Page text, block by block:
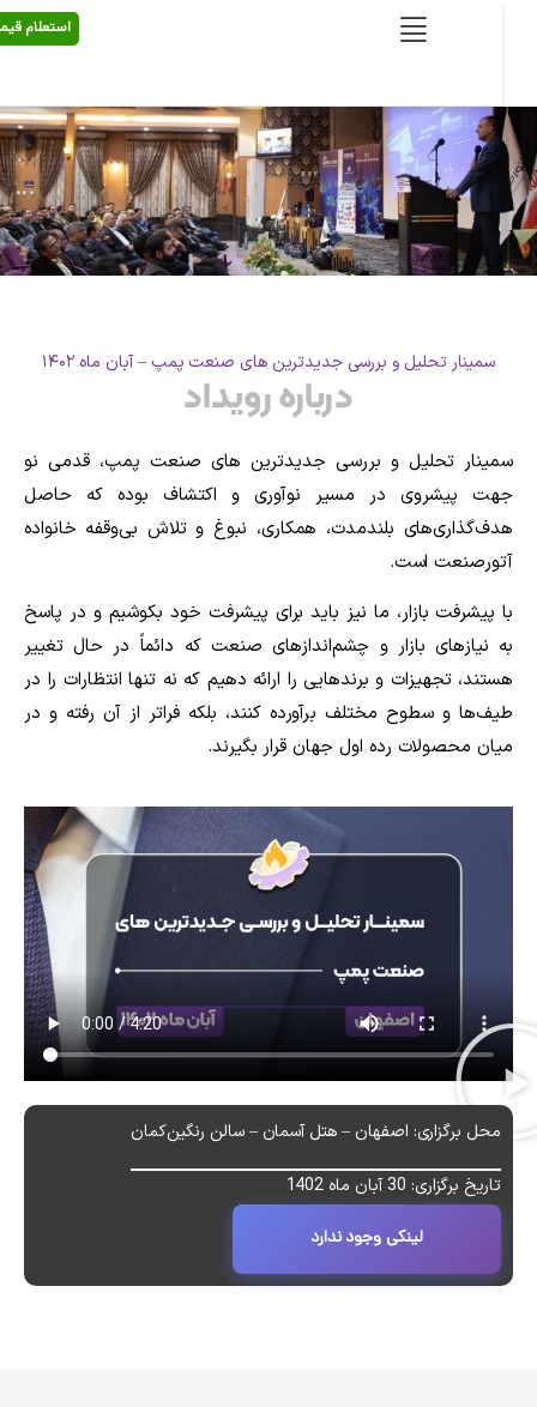
استعلام قیمت
سمینار تحلیل و بررسی جدیدترین های صنعت پمپ – آبان ماه ۱۴۰۲
درباره رویداد
تحلیل و بررسی جدیدترین‌ های صنعت پمپ، قدمی نو
پیشروی در مسیر نوآوری و اکتشاف بوده که حاصل
بلندمدت، همکاری، نبوغ و تلاش بی‌وقفه خانواده
است.
پیشرفت بازار، ما نیز باید برای پیشرفت خود بکوشیم و در پاسخ
نیازهای بازار و چشم‌اندازهای صنعت که دائماً در حال تغییر
تجهیزات و برندهایی را ارائه دهیم که نه‌ تنها انتظارات را در
و سطوح مختلف برآورده کنند، بلکه فراتر از آن رفته و در
محصولات رده اول جهان قرار بگیرند.
محل برگزاری: اصفهان – هتل آسمان – سالن رنگین‌کمان
تاریخ برگزاری: 30 آبان ماه 1402
لینکی وجود ندارد